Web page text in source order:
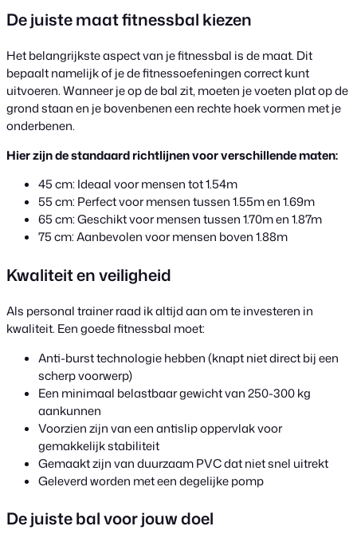
De juiste maat fitnessbal kiezen
Het belangrijkste aspect van je fitnessbal is de maat. Dit
bepaalt namelijk of je de fitnessoefeningen correct kunt
uitvoeren. Wanneer je op de bal zit, moeten je voeten plat op de
grond staan en je bovenbenen een rechte hoek vormen met je
onderbenen.
Hier zijn de standaard richtlijnen voor verschillende maten:
45 cm: Ideaal voor mensen tot 1.54m
55 cm: Perfect voor mensen tussen 1.55m en 1.69m
65 cm: Geschikt voor mensen tussen 1.70m en 1.87m
75 cm: Aanbevolen voor mensen boven 1.88m
Kwaliteit en veiligheid
Als personal trainer raad ik altijd aan om te investeren in
kwaliteit. Een goede fitnessbal moet:
Anti-burst technologie hebben (knapt niet direct bij een
scherp voorwerp)
Een minimaal belastbaar gewicht van 250-300 kg
aankunnen
Voorzien zijn van een antislip oppervlak voor
gemakkelijk stabiliteit
Gemaakt zijn van duurzaam PVC dat niet snel uitrekt
Geleverd worden met een degelijke pomp
De juiste bal voor jouw doel